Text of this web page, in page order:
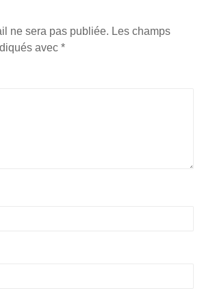
ne sera pas publiée. Les champs
avec *